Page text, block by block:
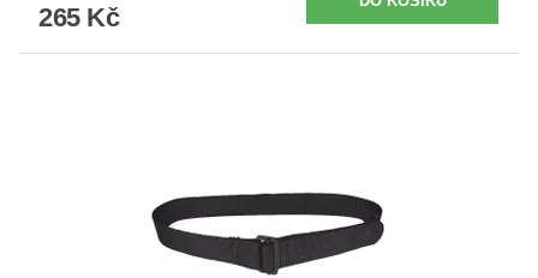
265 Kč